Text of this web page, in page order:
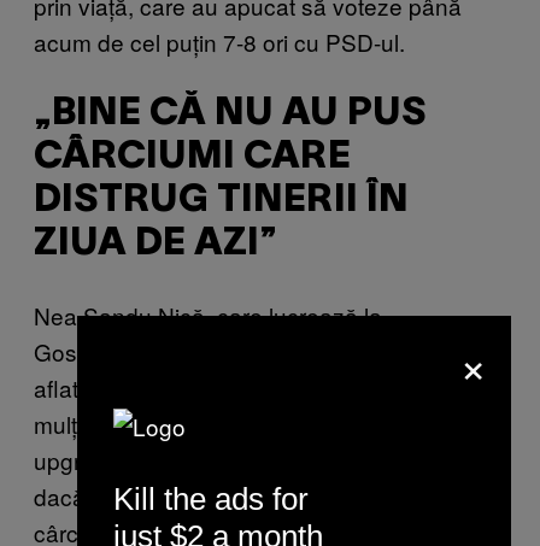
acum de cel puțin 7-8 ori cu PSD-ul.
„BINE CĂ NU AU PUS
CÂRCIUMI CARE
DISTRUG TINERII ÎN
ZIUA DE AZI”
Nea Sandu Nică, care lucrează la
Gospodărire Urbană SRL Galați, societate
aflată în subordinea Primăriei Galați, este
mulțumit de felul în care municipalitatea a
upgradat parcul. „E bine, mie îmi place. Ce
dacă a pus semne rutiere? Bine că nu a pus
cârciumi sau alte porcării care distrug tinerii
×
Kill the ads for
just $2 a month